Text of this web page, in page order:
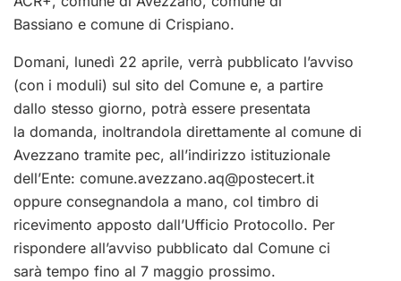
Bassiano e comune di Crispiano.
Domani, lunedì 22 aprile, verrà pubblicato l’avviso
(con i moduli) sul sito del Comune e, a partire
dallo stesso giorno, potrà essere presentata
la domanda, inoltrandola direttamente al comune di
Avezzano tramite pec, all’indirizzo istituzionale
dell’Ente: comune.avezzano.aq@postecert.it
oppure consegnandola a mano, col timbro di
ricevimento apposto dall’Ufficio Protocollo. Per
rispondere all’avviso pubblicato dal Comune ci
sarà tempo fino al 7 maggio prossimo.